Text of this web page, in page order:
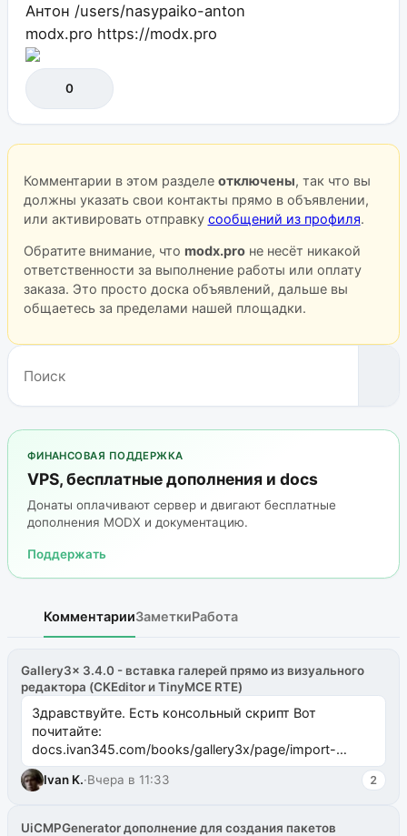
Антон /users/nasypaiko-anton
modx.pro https://modx.pro
0
Комментарии в этом разделе отключены, так что вы
должны указать свои контакты прямо в объявлении,
или активировать отправку сообщений из профиля.
Обратите внимание, что modx.proне несёт никакой
ответственности за выполнение работы или оплату
заказа. Это просто доска объявлений, дальше вы
общаетесь за пределами нашей площадки.
ФИНАНСОВАЯ ПОДДЕРЖКА
VPS, бесплатные дополнения и docs
Донаты оплачивают сервер и двигают бесплатные
дополнения MODX и документацию.
Поддержать
КомментарииЗаметкиРабота
Gallery3x 3.4.0 - вставка галерей прямо из визуального
редактора (CKEditor и TinyMCE RTE)
Здравствуйте. Есть консольный скрипт Вот
почитайте:
docs.ivan345.com/books/gallery3x/page/import-
ms2galleryphp
Ivan K.·Вчера в 11:33 2
UiCMPGenerator дополнение для создания пакетов